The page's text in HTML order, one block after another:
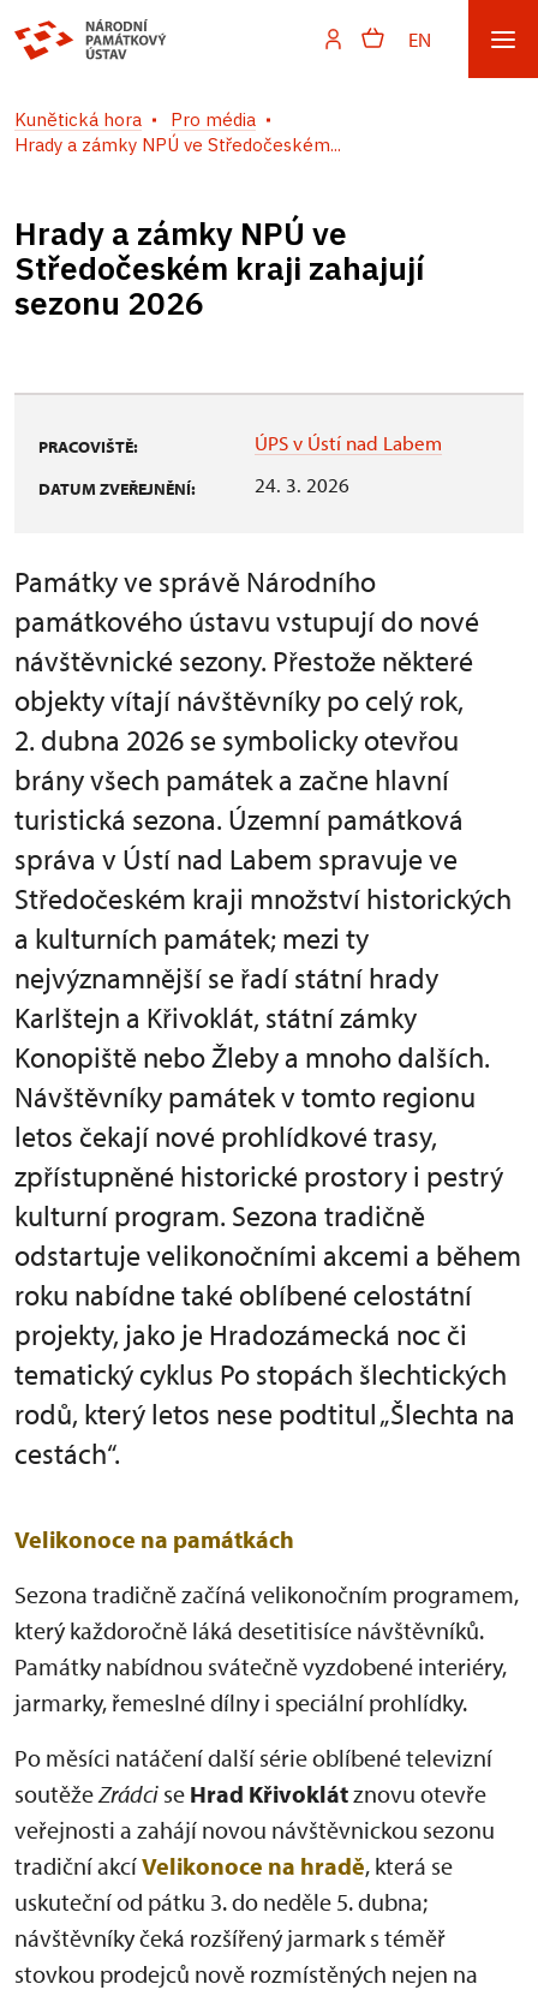
EN
Kunětická hora
Pro média
Hrady a zámky NPÚ ve Středočeském...
Hrady a zámky NPÚ ve
Středočeském kraji zahajují
sezonu 2026
PRACOVIŠTĚ: ÚPS v Ústí nad Labem
DATUM ZVEŘEJNĚNÍ: 24. 3. 2026
Památky ve správě Národního
památkového ústavu vstupují do nové
návštěvnické sezony. Přestože některé
objekty vítají návštěvníky po celý rok,
2. dubna 2026 se symbolicky otevřou
brány všech památek a začne hlavní
turistická sezona. Územní památková
správa v Ústí nad Labem spravuje ve
Středočeském kraji množství historických
a kulturních památek; mezi ty
nejvýznamnější se řadí státní hrady
Karlštejn a Křivoklát, státní zámky
Konopiště nebo Žleby a mnoho dalších.
Návštěvníky památek v tomto regionu
letos čekají nové prohlídkové trasy,
zpřístupněné historické prostory i pestrý
kulturní program. Sezona tradičně
odstartuje velikonočními akcemi a během
roku nabídne také oblíbené celostátní
projekty, jako je Hradozámecká noc či
tematický cyklus Po stopách šlechtických
rodů, který letos nese podtitul „Šlechta na
cestách“.
Velikonoce na památkách
Sezona tradičně začíná velikonočním programem,
který každoročně láká desetitisíce návštěvníků.
Památky nabídnou svátečně vyzdobené interiéry,
jarmarky, řemeslné dílny i speciální prohlídky.
Po měsíci natáčení další série oblíbené televizní
soutěžeZrádci se Hrad Křivoklátznovu otevře
veřejnosti a zahájí novou návštěvnickou sezonu
tradiční akcíVelikonoce na hradě, která se
uskuteční od pátku 3. do neděle 5. dubna;
návštěvníky čeká rozšířený jarmark s téměř
stovkou prodejců nově rozmístěných nejen na